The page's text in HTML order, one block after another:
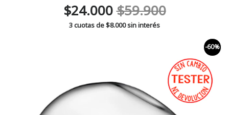
$24.000$59.900
3 cuotas de$8.000sin interés
-60%